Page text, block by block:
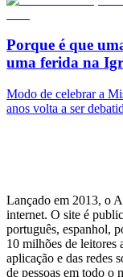
Porque é que
uma ferida na
Modo de celebrar a
anos volta a ser
Lançado em 2013, o
internet. O site é
português, espanhol,
10 milhões de leitores
aplicação e das redes
de pessoas em todo o